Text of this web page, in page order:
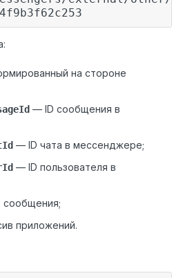
на стороне
— ID сообщения в
— ID чата в мессенджере;
— ID пользователя в
сообщения;
приложений.